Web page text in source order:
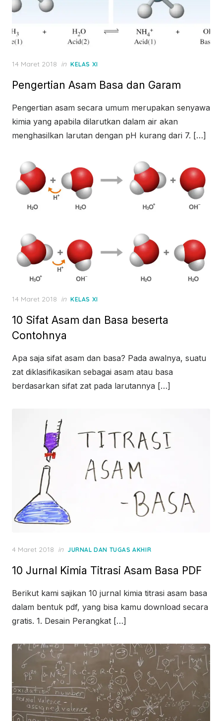
Posted
14 Maret 2018 in KELAS XI
Pengertian Asam Basa dan Garam
Pengertian asam secara umum merupakan senyawa
kimia yang apabila dilarutkan dalam air akan
menghasilkan larutan dengan pH kurang dari 7. […]
Posted
14 Maret 2018 in KELAS XI
10 Sifat Asam dan Basa beserta
Contohnya
Apa saja sifat asam dan basa? Pada awalnya, suatu
zat diklasifikasikan sebagai asam atau basa
berdasarkan sifat zat pada larutannya […]
Posted
4 Maret 2018 in JURNAL DAN TUGAS AKHIR
10 Jurnal Kimia Titrasi Asam Basa PDF
Berikut kami sajikan 10 jurnal kimia titrasi asam basa
dalam bentuk pdf, yang bisa kamu download secara
gratis. 1. Desain Perangkat […]